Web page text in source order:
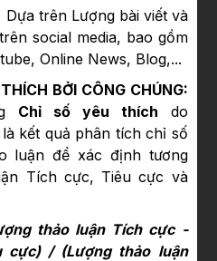
Dựa trên Lượng bài viết và
social media, bao gồm
Online News, Blog,...
BỞI CÔNG CHÚNG:
Chỉ số yêu thích do
kết quả phân tích chỉ số
luận để xác định tương
Tích cực, Tiêu cực và
thảo luận Tích cực -
cực) / (Lượng thảo luận